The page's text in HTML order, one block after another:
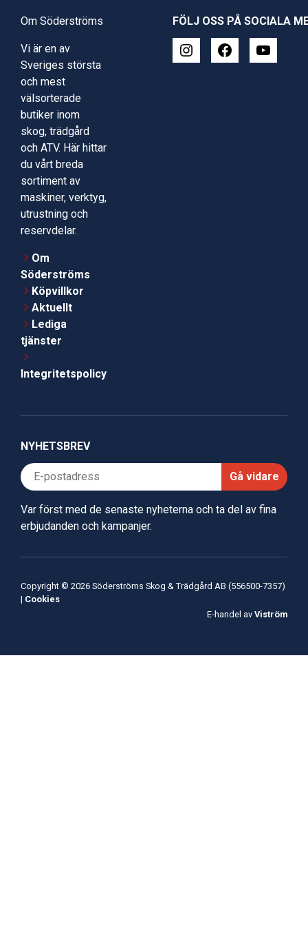
Om Söderströms
Vi är en av
Sveriges största
och mest
välsorterade
butiker inom
skog, trädgård
och ATV. Här hittar
du vårt breda
sortiment av
maskiner, verktyg,
utrustning och
reservdelar.
Om
Söderströms
Köpvillkor
Aktuellt
Lediga
tjänster
Integritetspolicy
FÖLJ OSS PÅ SOCIALA
NYHETSBREV
Gå vidare
Var först med de senaste nyheterna och ta del av fina
erbjudanden och kampanjer.
Copyright © 2026 Söderströms Skog & Trädgård AB (556500-7357)
| Cookies
E-handel av Viström